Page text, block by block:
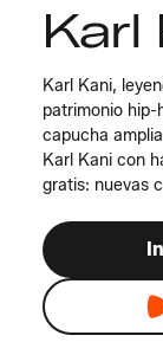
Karl
Karl Kani,
patrimonio hip-
capucha
Karl Kani con
gratis: nuevas